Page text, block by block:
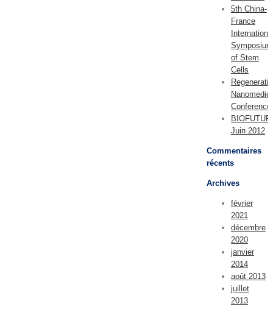
5th China-
France
Symposium
of Stem
Cells
Conference
BIOFUTUR
Juin 2012
Commentaires
récents
Archives
février
2021
décembre
2020
janvier
2014
août 2013
juillet
2013